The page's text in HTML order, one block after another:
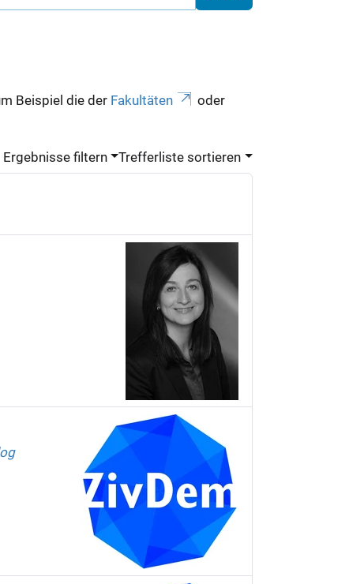
Beispiel die der Fakultäten
oder
Ergebnisse filtern Trefferliste sortieren